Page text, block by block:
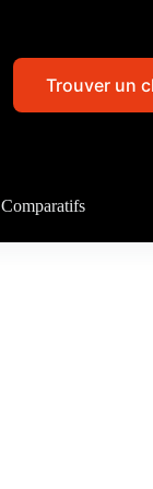
Trouver un
Comparatifs